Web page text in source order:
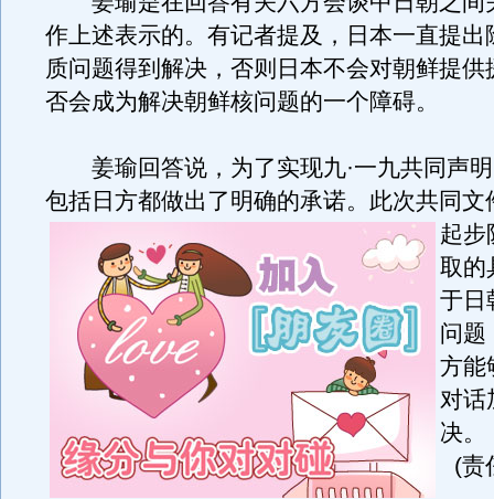
作上述表示的。有记者提及，日本一直提出
质问题得到解决，否则日本不会对朝鲜提供
否会成为解决朝鲜核问题的一个障碍。
姜瑜回答说，为了实现九·一九共同声明
包括日方都做出了明确的承诺。 此次共同文
起步
取的
于日
问题
方能
对话
决。
(责